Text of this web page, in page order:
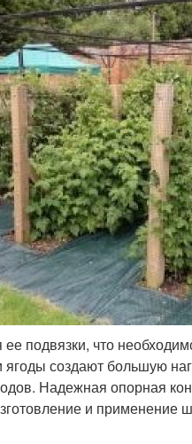
подвязки, что
создают большую
Надежная опорная
и